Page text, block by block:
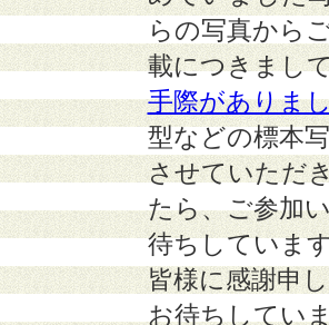
らの写真から
載につきまし
手際がありま
型などの標本
させていただ
たら、ご参加
待ちしていま
皆様に感謝申
お待ちしてい